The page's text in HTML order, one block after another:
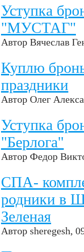
Уступка
"МУСТАГ"
Автор Вячеслав
Куплю
праздники
Автор Олег
Уступка
"Берлога"
Автор Федор
СПА-
родники в
Зеленая
Автор sheregesh,